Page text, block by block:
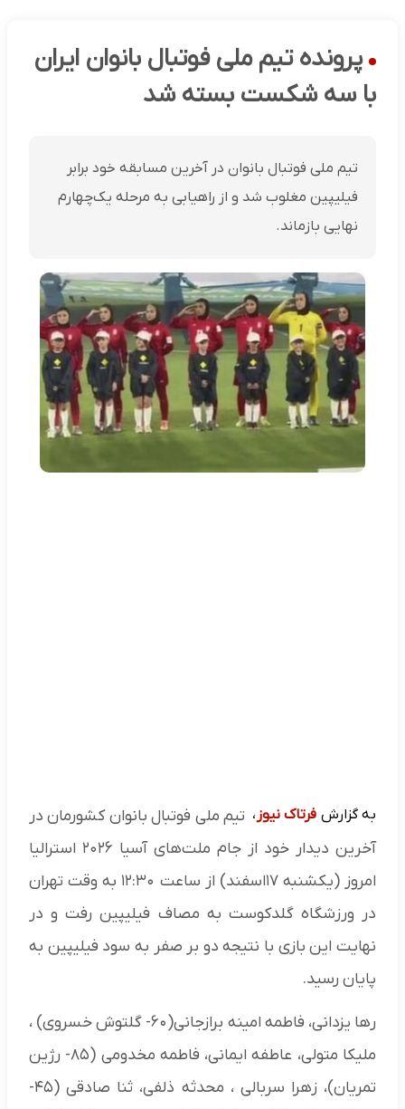
پرونده تیم ملی فوتبال بانوان ایران
با سه شکست بسته شد
تیم ملی فوتبال بانوان در آخرین مسابقه خود برابر
فیلیپین مغلوب شد و از راهیابی به مرحله یک‌چهارم
نهایی بازماند.
به گزارش فرتاک نیوز ، تیم ملی فوتبال بانوان کشورمان در
آخرین دیدار خود از جام ملت‌های آسیا ۲۰۲۶ استرالیا
امروز (یکشنبه ۱۷اسفند) از ساعت ۱۲:۳۰ به وقت تهران
در ورزشگاه گلدکوست به مصاف فیلیپین رفت و در
نهایت این بازی با نتیجه دو بر صفر به سود فیلیپین به
پایان رسید.
رها یزدانی، فاطمه امینه برازجانی(۶۰- گلتوش خسروی) ،
ملیکا متولی، عاطفه ایمانی، فاطمه مخدومی (۸۵- رژین
تمریان)، زهرا سربالی ، محدثه ذلفی، ثنا صادقی (۴۵-